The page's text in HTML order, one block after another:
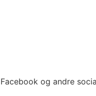
og andre